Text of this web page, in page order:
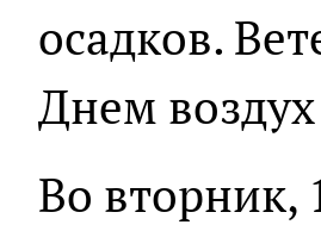
осадков.
Днем воздух
Во вторник,